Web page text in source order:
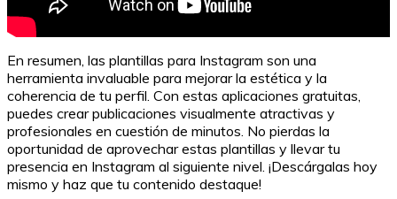
En resumen, las plantillas para Instagram son una
herramienta invaluable para mejorar la estética y la
coherencia de tu perfil. Con estas aplicaciones gratuitas,
puedes crear publicaciones visualmente atractivas y
profesionales en cuestión de minutos. No pierdas la
oportunidad de aprovechar estas plantillas y llevar tu
presencia en Instagram al siguiente nivel. ¡Descárgalas hoy
mismo y haz que tu contenido destaque!